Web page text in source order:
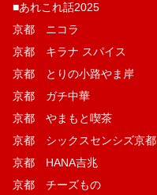
■あれこれ話2025
京都 ニコラ
京都 キラナ スパイス
京都 とりの小路やま岸
京都 ガチ中華
京都 やまもと喫茶
京都 シックスセンシズ京都
京都 HANA吉兆
京都 チーズもの